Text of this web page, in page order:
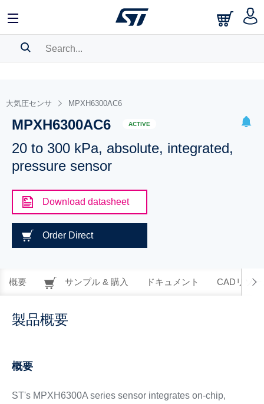
BOOKMARK
Pleaselog into show your saved searches.
大気圧センサ MPXH6300AC6
MPXH6300AC6 ACTIVE
20 to 300 kPa, absolute, integrated,
pressure sensor
Download datasheet
Order Direct
概要 サンプル & 購入 ドキュメント CADリソー
製品概要
概要
ST's MPXH6300A series sensor integrates on-chip,